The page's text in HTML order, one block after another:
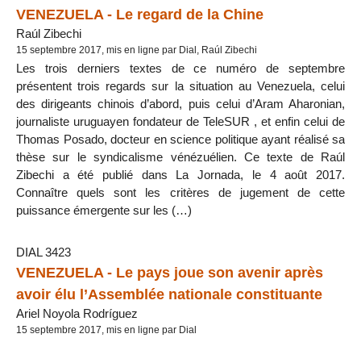
VENEZUELA - Le regard de la Chine
Raúl Zibechi
15 septembre 2017, mis en ligne par Dial, Raúl Zibechi
Les trois derniers textes de ce numéro de septembre
présentent trois regards sur la situation au Venezuela, celui
des dirigeants chinois d’abord, puis celui d’Aram Aharonian,
journaliste uruguayen fondateur de TeleSUR , et enfin celui de
Thomas Posado, docteur en science politique ayant réalisé sa
thèse sur le syndicalisme vénézuélien. Ce texte de Raúl
Zibechi a été publié dans La Jornada, le 4 août 2017.
Connaître quels sont les critères de jugement de cette
puissance émergente sur les (…)
DIAL 3423
VENEZUELA - Le pays joue son avenir après
avoir élu l’Assemblée nationale constituante
Ariel Noyola Rodríguez
15 septembre 2017, mis en ligne par Dial